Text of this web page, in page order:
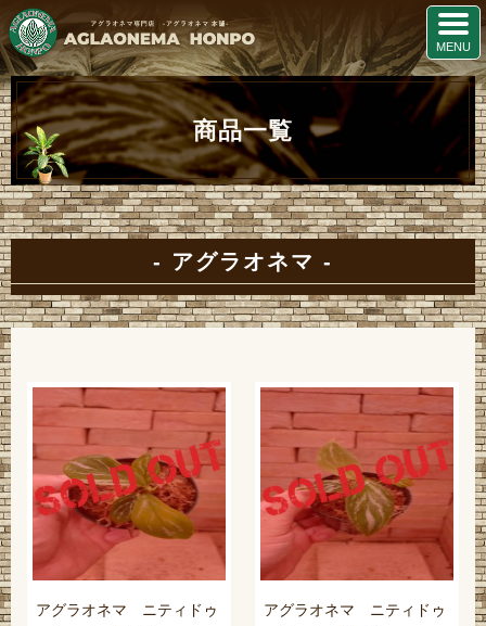
商品一覧
アグラオネマ
アグラオネマ ニティドゥ
アグラオネマ ニティドゥ